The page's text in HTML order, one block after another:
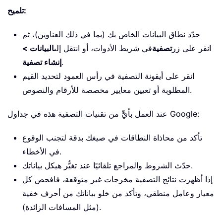
تلميح:
حدّد نطاق البيانات الخاص بك (بما في ذلك العناوين)، ثم
انقر على زرتصفيةفي شريط الأدوات، أو انتقل إلىالبيانات >
إنشاء تصفية.
انقر على أيقونة التصفية في رأس العمود لتحديد القيم
المطلوبة أو تعيين معايير مخصصة للأرقام والنصوص.
عند العمل بأيٍّ من تقنيات التصفية هذه في جداول Google:
تأكد من محاذاة النطاقات في صيغك بدقة لتجنب الوقوع
في الأخطاء.
حدّث الشروط والمراجع تلقائيًا عند تغيُّر هيكل بياناتك.
إذا أظهرت نتائج التصفية مخرجات غير متوقعة، فافحص كل
معيار وعامل منطقي، وتأكد من خلو بياناتك من أحرف خفية
(مثل المسافات الزائدة).